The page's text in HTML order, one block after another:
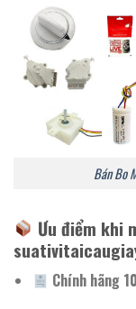
Bán Bo
Ưu điểm khi
Chính hãng